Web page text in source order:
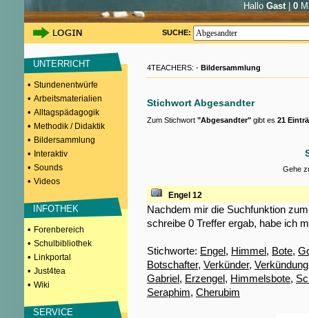
Hallo Gast| 0
SUCHE:
UNTERRICHT
• Stundenentwürfe
• Arbeitsmaterialien
• Alltagspädagogik
• Methodik / Didaktik
• Bildersammlung
• Interaktiv
• Sounds
• Videos
INFOTHEK
• Forenbereich
• Schulbibliothek
• Linkportal
• Just4tea
• Wiki
SERVICE
4TEACHERS: - Bildersammlung
Stichwort Abgesandter
Zum Stichwort "Abgesandter" gibt es 21
Gehe
Engel 12
Nachdem mir die Suchfunktion
schreibe 0 Treffer ergab, habe ich
Stichworte: Engel, Himmel, Bote,
Botschafter, Verkünder, Verkündung
Gabriel, Erzengel, Himmelsbote,
Seraphim, Cherubim